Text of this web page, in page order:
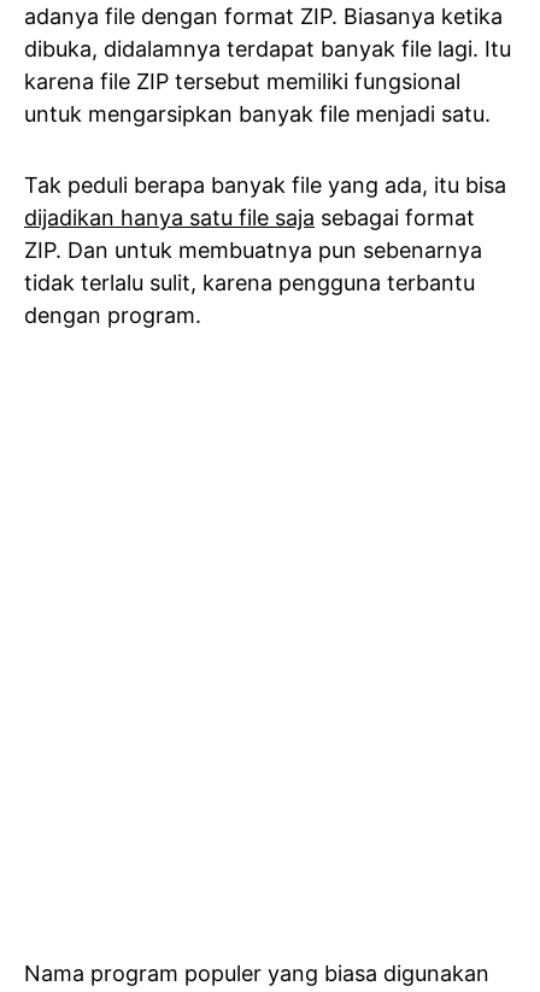
adanya file dengan format ZIP. Biasanya ketika
dibuka, didalamnya terdapat banyak file lagi. Itu
karena file ZIP tersebut memiliki fungsional
untuk mengarsipkan banyak file menjadi satu.
Tak peduli berapa banyak file yang ada, itu bisa
dijadikan hanya satu file saja sebagai format
ZIP. Dan untuk membuatnya pun sebenarnya
tidak terlalu sulit, karena pengguna terbantu
dengan program.
Nama program populer yang biasa digunakan